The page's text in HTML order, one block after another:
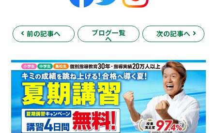
前の記事へ ブログ一覧
へ
次の記事へ